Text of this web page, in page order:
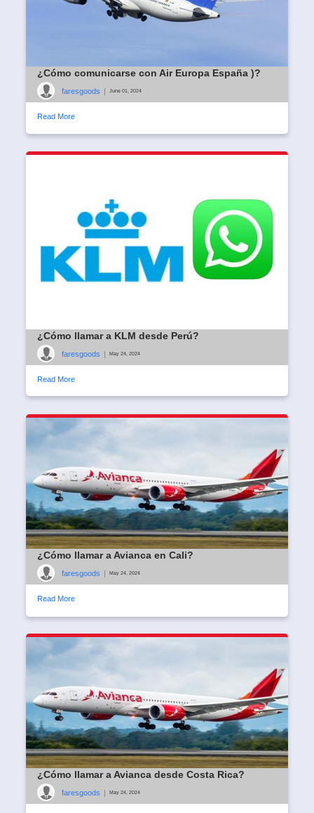
¿Cómo comunicarse con Air Europa España )?
faresgoods | June 01, 2024
Read More
¿Cómo llamar a KLM desde Perú?
faresgoods | May 24, 2024
Read More
¿Cómo llamar a Avianca en Cali?
faresgoods | May 24, 2024
Read More
¿Cómo llamar a Avianca desde Costa Rica?
faresgoods | May 24, 2024